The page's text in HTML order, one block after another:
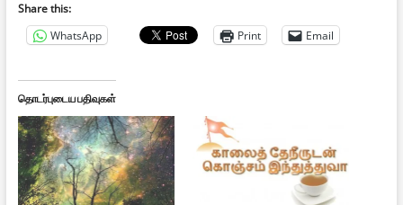
Share this:
WhatsApp
Print Email
தொடர்புடைய பதிவுகள்